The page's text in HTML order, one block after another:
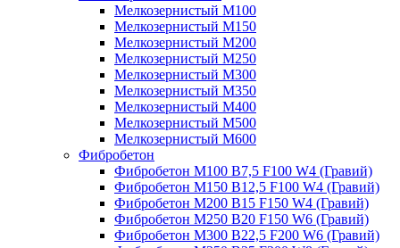
Мелкозернистый М100
Мелкозернистый М150
Мелкозернистый М200
Мелкозернистый М250
Мелкозернистый М300
Мелкозернистый М350
Мелкозернистый М400
Мелкозернистый М500
Мелкозернистый М600
Фибробетон
Фибробетон М100 B7,5 F100 W4 (Гравий)
Фибробетон М150 B12,5 F100 W4 (Гравий)
Фибробетон М200 B15 F150 W4 (Гравий)
Фибробетон М250 B20 F150 W6 (Гравий)
Фибробетон М300 B22,5 F200 W6 (Гравий)